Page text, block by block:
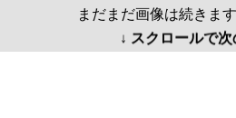
まだまだ画像は続きま
↓ スクロールで次